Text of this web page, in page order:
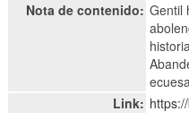
Nota de contenido: Gentil
Link: